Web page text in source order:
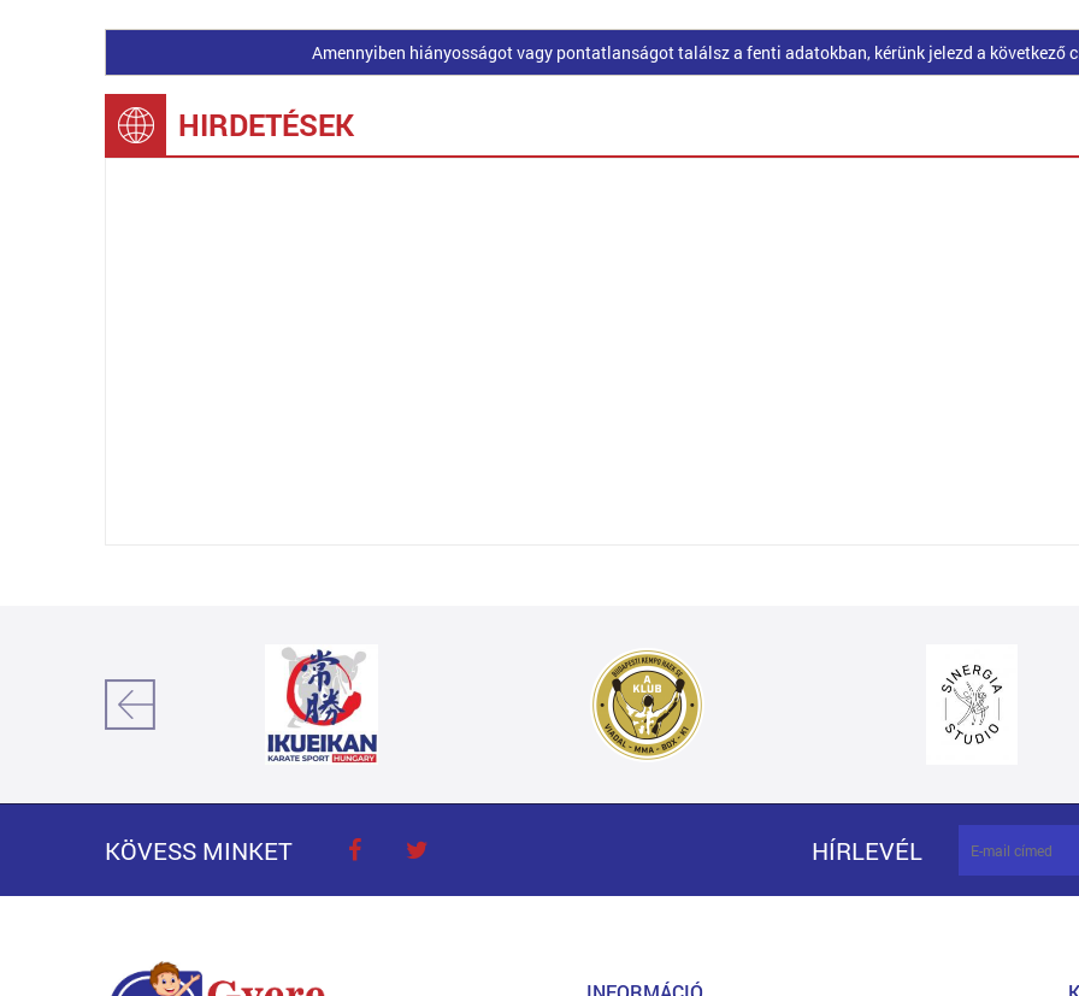
Amennyiben hiányosságot vagy pontatlanságot találsz a fenti adatokban, kérünk jelezd a következő
HIRDETÉSEK
KÖVESS MINKET HÍRLEVÉL